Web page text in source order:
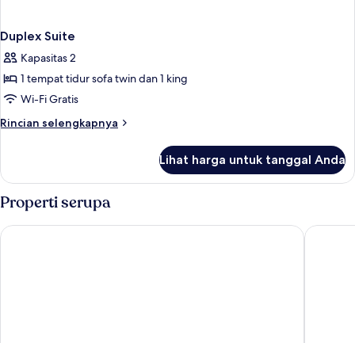
Duplex Suite
Kapasitas 2
1 tempat tidur sofa twin dan 1 king
Wi-Fi Gratis
Rincian selengkapnya
Rincian
Duplex
Lihat harga untuk tanggal Anda
Properti serupa
Boutique 19 Hotel